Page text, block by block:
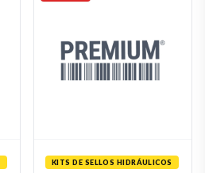
KITS DE SELLOS HIDRÁULICOS